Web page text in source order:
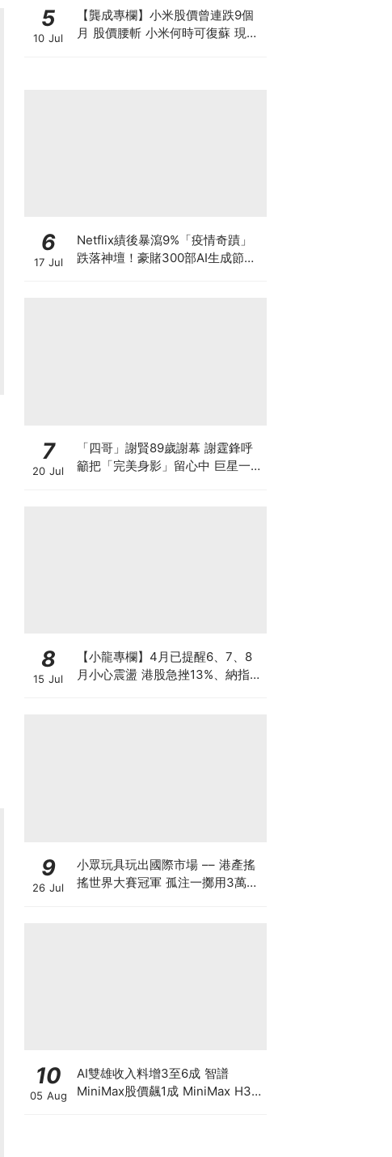
5
10 Jul
【龔成專欄】小米股價曾連跌9個
月 股價腰斬 小米何時可復蘇 現在
6
17 Jul
Netflix績後暴瀉9%「疫情奇蹟」
跌落神壇！豪賭300部AI生成節目
7
20 Jul
「四哥」謝賢89歲謝幕 謝霆鋒呼
籲把「完美身影」留心中 巨星一生
8
15 Jul
【小龍專欄】4月已提醒6、7、8
月小心震盪 港股急挫13%、納指跌
9
26 Jul
小眾玩具玩出國際市場 –– 港產搖
搖世界大賽冠軍 孤注一擲用3萬創
10
05 Aug
AI雙雄收入料增3至6成 智譜
MiniMax股價飆1成 MiniMax H3